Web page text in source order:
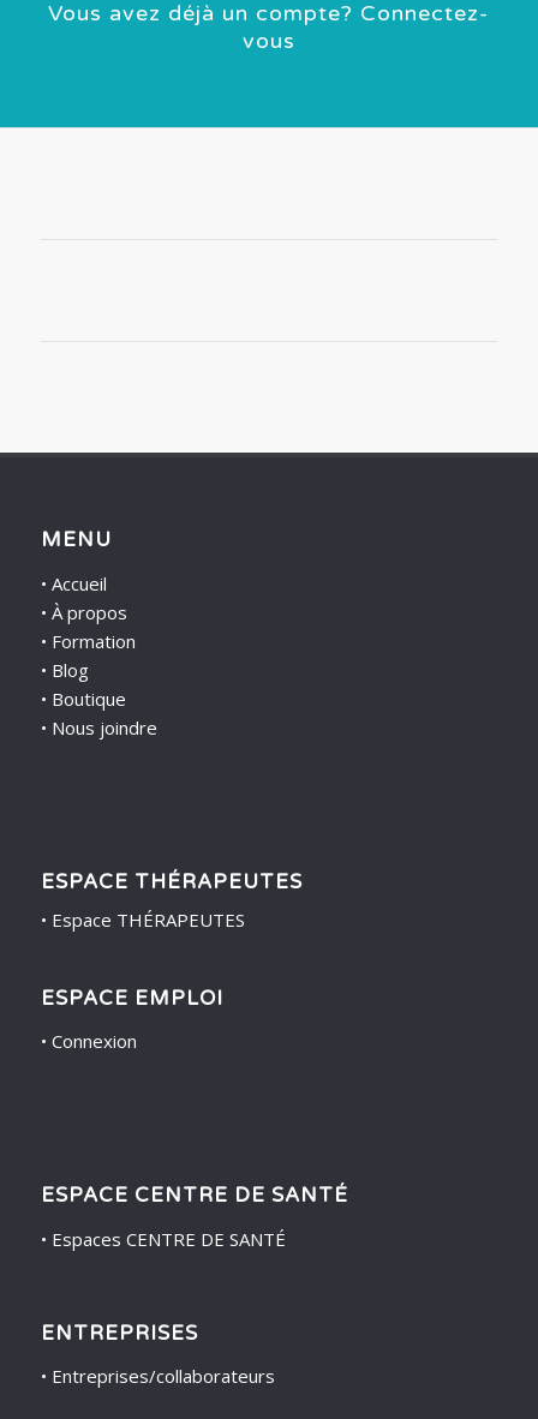
Vous avez déjà un compte? Connectez-
vous
MENU
• Accueil
• À propos
• Formation
• Blog
• Boutique
• Nous joindre
ESPACE THÉRAPEUTES
• Espace THÉRAPEUTES
ESPACE EMPLOI
• Connexion
ESPACE CENTRE DE SANTÉ
• Espaces CENTRE DE SANTÉ
ENTREPRISES
• Entreprises/collaborateurs